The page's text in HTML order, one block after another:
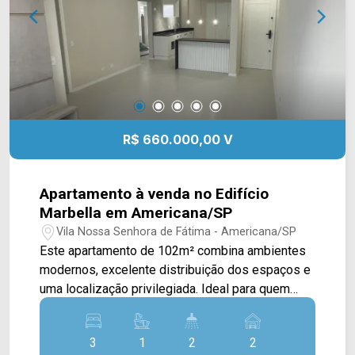
02 vagas de garagem, sendo 01 coberta.
Localizada no Jardim Nielsen Ville, em
Americana, a casa oferece fácil acesso aos
principais comércios, serviços e vias da cidade,
proporcionando mais praticidade para a rotina.
Entre em contato com a equipe da Arbix Imóveis
e agende sua visita. WhatsApp e telefone: (19)
R$ 660.000,00 V
Apartamento à venda no Edifício
Marbella em Americana/SP
Vila Nossa Senhora de Fátima - Americana/SP
Este apartamento de 102m² combina ambientes
modernos, excelente distribuição dos espaços e
uma localização privilegiada. Ideal para quem
busca conforto, praticidade e um imóvel pronto
para morar. A cozinha integrada às salas de estar
e jantar proporciona mais funcionalidade ao dia a
3 1 2 2